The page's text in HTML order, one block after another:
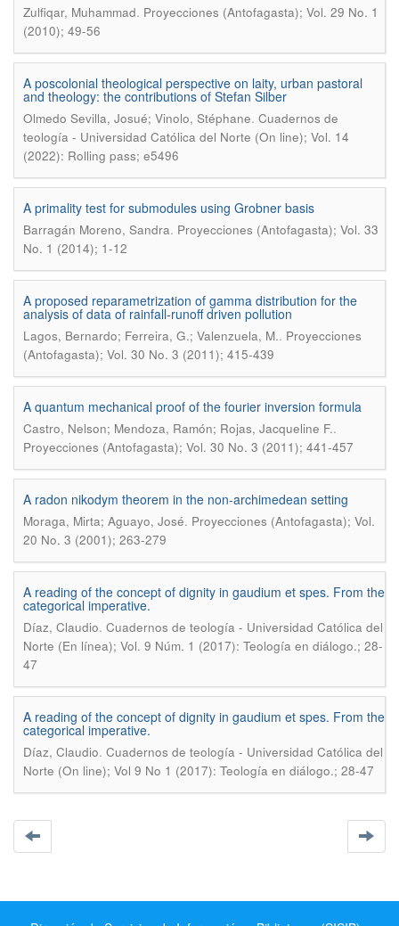
Zulfiqar, Muhammad. Proyecciones (Antofagasta); Vol. 29 No. 1
(2010); 49-56
A poscolonial theological perspective on laity, urban pastoral
and theology: the contributions of Stefan Silber
Olmedo Sevilla, Josué; Vinolo, Stéphane. Cuadernos de
teología - Universidad Católica del Norte (On line); Vol. 14
(2022): Rolling pass; e5496
A primality test for submodules using Grobner basis
Barragán Moreno, Sandra. Proyecciones (Antofagasta); Vol. 33
No. 1 (2014); 1-12
A proposed reparametrization of gamma distribution for the
analysis of data of rainfall-runoff driven pollution
Lagos, Bernardo; Ferreira, G.; Valenzuela, M.. Proyecciones
(Antofagasta); Vol. 30 No. 3 (2011); 415-439
A quantum mechanical proof of the fourier inversion formula
Castro, Nelson; Mendoza, Ramón; Rojas, Jacqueline F..
Proyecciones (Antofagasta); Vol. 30 No. 3 (2011); 441-457
A radon nikodym theorem in the non-archimedean setting
Moraga, Mirta; Aguayo, José. Proyecciones (Antofagasta); Vol.
20 No. 3 (2001); 263-279
A reading of the concept of dignity in gaudium et spes. From the
categorical imperative.
Díaz, Claudio. Cuadernos de teología - Universidad Católica del
Norte (En línea); Vol. 9 Núm. 1 (2017): Teología en diálogo.; 28-
47
A reading of the concept of dignity in gaudium et spes. From the
categorical imperative.
Díaz, Claudio. Cuadernos de teología - Universidad Católica del
Norte (On line); Vol 9 No 1 (2017): Teología en diálogo.; 28-47